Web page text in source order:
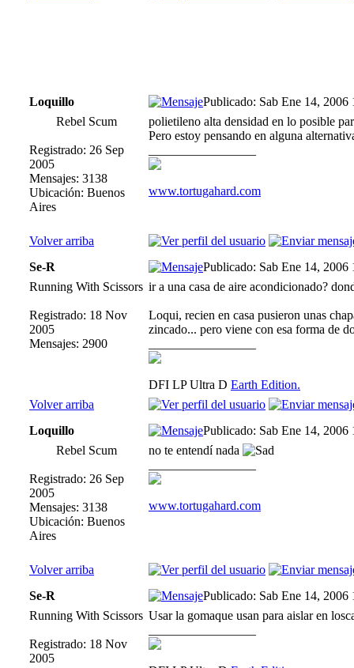
Loquillo
Publicado: Sab Ene 14, 2006
Rebel Scum
Registrado: 26 Sep
2005
Mensajes: 3138
Ubicación: Buenos
Aires
polietileno alta densidad en lo posible
Pero estoy pensando en alguna
www.tortugahard.com
Volver arriba
Se-R
Publicado: Sab Ene 14, 2006
Running With Scissors
Registrado: 18 Nov
2005
Mensajes: 2900
ir a una casa de aire acondicionado?
Loqui, recien en casa pusieron unas
zincado... pero viene con esa forma de
DFI LP Ultra D Earth Edition.
Volver arriba
Loquillo
Publicado: Sab Ene 14, 2006
Rebel Scum
Registrado: 26 Sep
2005
Mensajes: 3138
Ubicación: Buenos
Aires
no te entendí nada
www.tortugahard.com
Volver arriba
Se-R
Publicado: Sab Ene 14, 2006
Running With Scissors
Registrado: 18 Nov
2005
Usar la gomaque usan para aislar en